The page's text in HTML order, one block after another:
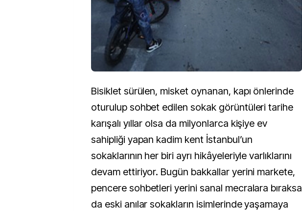
Bisiklet sürülen, misket oynanan, kapı önlerinde
oturulup sohbet edilen sokak görüntüleri tarihe
karışalı yıllar olsa da milyonlarca kişiye ev
sahipliği yapan kadim kent İstanbul’un
sokaklarının her biri ayrı hikâyeleriyle varlıklarını
devam ettiriyor. Bugün bakkallar yerini markete,
pencere sohbetleri yerini sanal mecralara bıraksa
da eski anılar sokakların isimlerinde yaşamaya